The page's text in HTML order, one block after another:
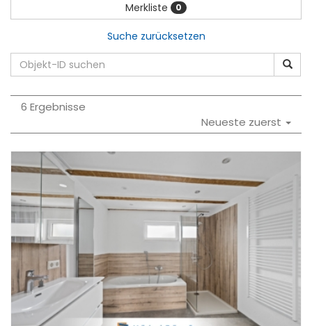
Merkliste 0
Suche zurücksetzen
6 Ergebnisse
Neueste zuerst